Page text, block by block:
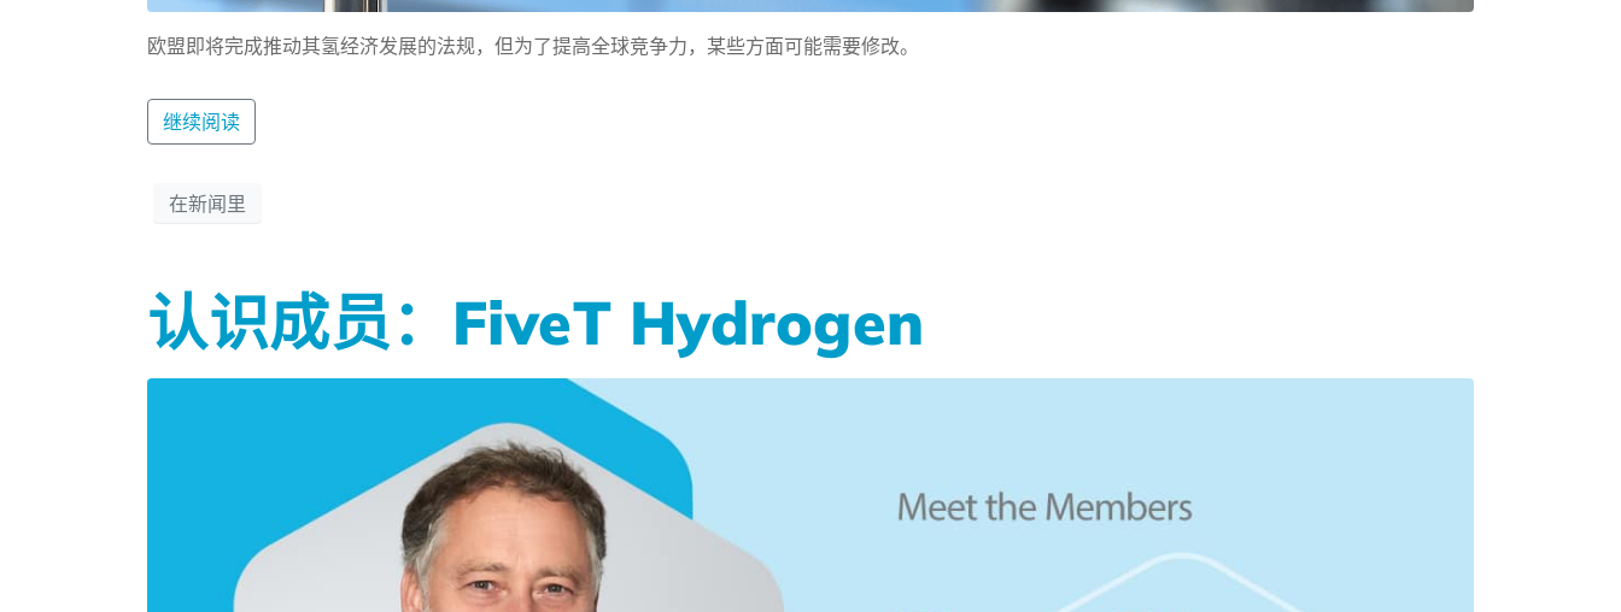
欧盟即将完成推动其氢经济发展的法规，但为了提高全球竞争力，某些方面可能需要修改。
继续阅读
在新闻里
认识成员：FiveT Hydrogen